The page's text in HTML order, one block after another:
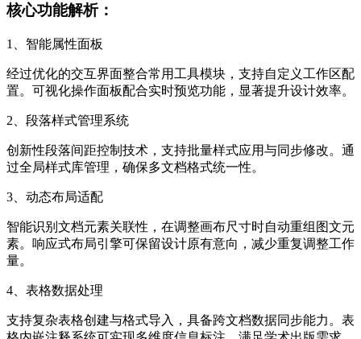
核心功能解析：
1、智能属性面板
经过优化的交互界面整合常用工具模块，支持自定义工作区配
置。可视化操作面板配合实时预览功能，显著提升设计效率。
2、段落样式管理系统
创新性段落间距控制技术，支持批量样式应用与同步修改。通
过全局样式库管理，确保多文档格式统一性。
3、动态布局适配
智能识别文档元素关联性，在调整画布尺寸时自动重组图文元
素。响应式布局引擎可保留设计原有意向，减少重复调整工作
量。
4、表格数据处理
支持复杂表格创建与格式导入，具备跨文档数据同步能力。表